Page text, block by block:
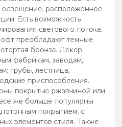
освещение, расположенное
Есть возможность
светового потока.
преобладают темные
бронза. Декор.
фабрикам, заводам,
трубы, лестница,
приспособления.
покрытые ржавчиной или
же больше популярны
покрытием, с
элементов стиля. Также